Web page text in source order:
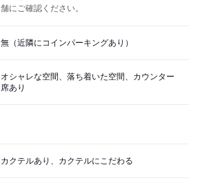
舗にご確認ください。
無（近隣にコインパーキングあり）
オシャレな空間、落ち着いた空間、カウンター
席あり
カクテルあり、カクテルにこだわる